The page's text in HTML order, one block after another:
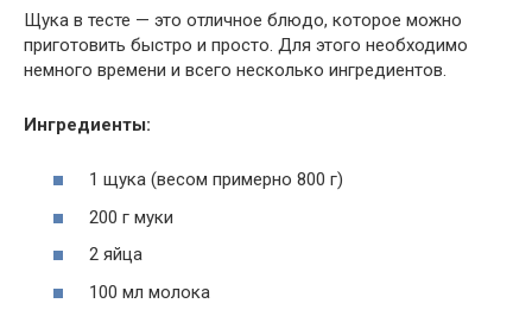
Щука в тесте — это отличное блюдо, которое можно
приготовить быстро и просто. Для этого необходимо
немного времени и всего несколько ингредиентов.
Ингредиенты:
1 щука (весом примерно 800 г)
200 г муки
2 яйца
100 мл молока